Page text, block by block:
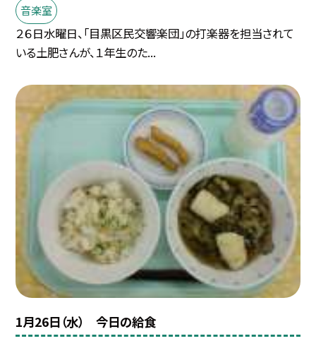
音楽室
２６日水曜日、「目黒区民交響楽団」の打楽器を担当されて
いる土肥さんが、１年生のた...
1月26日（水） 今日の給食